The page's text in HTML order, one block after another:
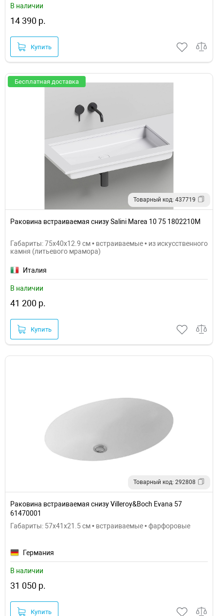
В наличии
14 390 р.
Купить
Бесплатная доставка
Товарный код: 437719
Раковина встраиваемая снизу Salini Marea 10 75 1802210M
Габариты: 75x40x12.9 см • встраиваемые • из искусственного
камня (литьевого мрамора)
Италия
В наличии
41 200 р.
Купить
Товарный код: 292808
Раковина встраиваемая снизу Villeroy&Boch Evana 57
61470001
Габариты: 57x41x21.5 см • встраиваемые • фарфоровые
Германия
В наличии
31 050 р.
Купить